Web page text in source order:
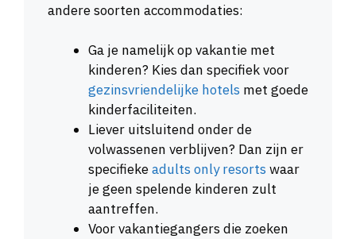
andere soorten accommodaties:
Ga je namelijk op vakantie met
kinderen? Kies dan specifiek voor
gezinsvriendelijke hotels met goede
kinderfaciliteiten.
Liever uitsluitend onder de
volwassenen verblijven? Dan zijn er
specifiekeadults only resorts waar
je geen spelende kinderen zult
aantreffen.
Voor vakantiegangers die zoeken